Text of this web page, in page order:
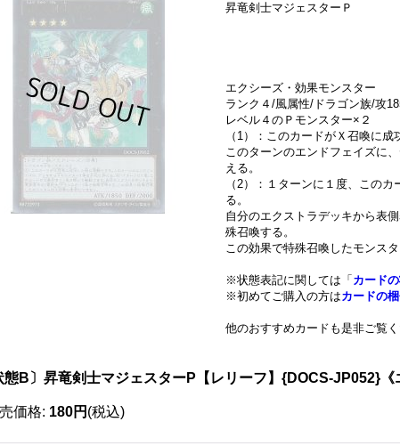
昇竜剣士マジェスターＰ
エクシーズ・効果モンスター
ランク４/風属性/ドラゴン族/攻
レベル４のＰモンスター×２
（1）：このカードがＸ召喚に成
このターンのエンドフェイズに
える。
（2）：１ターンに１度、この
る。
自分のエクストラデッキから表
殊召喚する。
この効果で特殊召喚したモンス
※状態表記に関しては「 カード
※初めてご購入の方はカードの
他のおすすめカードも是非ご覧
態B〕昇竜剣士マジェスターP【レリーフ】{DOCS-JP052}《
価格: 180円 (税込)